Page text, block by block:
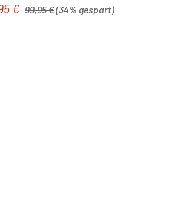
€ 99,95 €(34% gespart)